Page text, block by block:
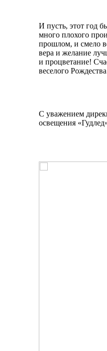
И пусть, этот год
много плохого
прошлом, и смело
вера и желание
и процветание!
веселого
С уважением
освещения